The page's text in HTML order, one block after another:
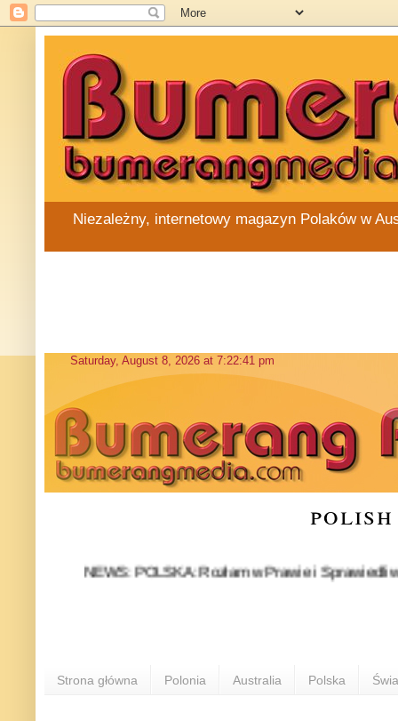
Niezależny, internetowy magazyn Polaków w
NEWS: POLSKA: Rozłam w Prawie i
Strona główna Polonia Australia Polska